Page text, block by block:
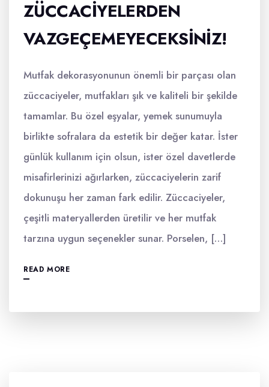
ZÜCCACIYELERDEN
VAZGEÇEMEYECEKSINIZ!
Mutfak dekorasyonunun önemli bir parçası olan
züccaciyeler, mutfakları şık ve kaliteli bir şekilde
tamamlar. Bu özel eşyalar, yemek sunumuyla
birlikte sofralara da estetik bir değer katar. İster
günlük kullanım için olsun, ister özel davetlerde
misafirlerinizi ağırlarken, züccaciyelerin zarif
dokunuşu her zaman fark edilir. Züccaciyeler,
çeşitli materyallerden üretilir ve her mutfak
tarzına uygun seçenekler sunar. Porselen, […]
READ MORE